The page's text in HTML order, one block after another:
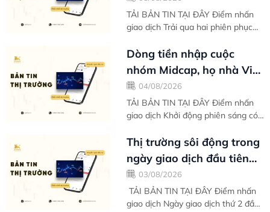
nỗ lực phục...
TẢI BẢN TIN TẠI ĐÂY Điểm nhấn
giao dịch Trải qua hai phiên phục
tạm nghỉ chân khi áp lực chốt lời
có...
Dòng tiền nhập cuộc
nhóm Midcap, họ nhà Vin
gồng gánh biên độ tăng
điểm toàn thị...
04/08/2026
TẢI BẢN TIN TẠI ĐÂY Điểm nhấn
giao dịch Khởi động phiên sáng có
giao dịch về sau VN-Index càng
cho thấy...
Thị trường sôi động trong
ngày giao dịch đầu tiên
của tháng mới - Bản tin
thị...
03/08/2026
TẢI BẢN TIN TẠI ĐÂY Điểm nhấn
giao dịch Ngày giao dịch thứ 2 đầu